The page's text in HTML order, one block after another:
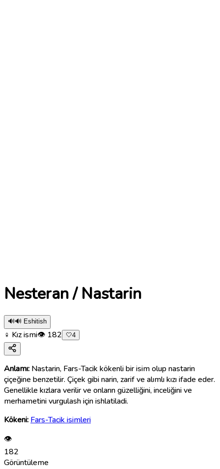
Nesteran / Nastarin
🔊🔊 Eshitish
♀ Kız ismi👁 182 🤍4
Anlamı: Nastarin, Fars-Tacik kökenli bir isim olup nastarin
çiçeğine benzetilir. Çiçek gibi narin, zarif ve alımlı kızı ifade eder.
Genellikle kızlara verilir ve onların güzelliğini, inceliğini ve
merhametini vurgulash için ishlatiladi.
Kökeni: Fars-Tacik isimleri
👁
182
Görüntüleme